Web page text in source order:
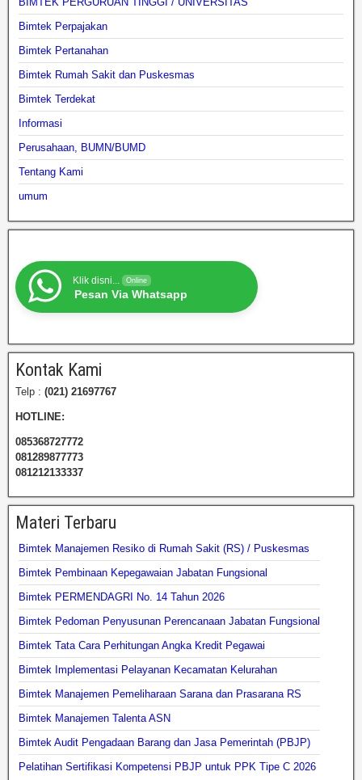
Bimtek Perpajakan
Bimtek Pertanahan
Bimtek Rumah Sakit dan Puskesmas
Bimtek Terdekat
Informasi
Perusahaan, BUMN/BUMD
Tentang Kami
umum
Klik disni... Online
Pesan Via Whatsapp
Kontak Kami
Telp : (021) 21697767
HOTLINE:
085368727772
081289877773
081212133337
Materi Terbaru
Bimtek Manajemen Resiko di Rumah Sakit (RS) / Puskesmas
Bimtek Pembinaan Kepegawaian Jabatan Fungsional
Bimtek PERMENDAGRI No. 14 Tahun 2026
Bimtek Pedoman Penyusunan Perencanaan Jabatan Fungsional
Bimtek Tata Cara Perhitungan Angka Kredit Pegawai
Bimtek Implementasi Pelayanan Kecamatan Kelurahan
Bimtek Manajemen Pemeliharaan Sarana dan Prasarana RS
Bimtek Manajemen Talenta ASN
Bimtek Audit Pengadaan Barang dan Jasa Pemerintah (PBJP)
Pelatihan Sertifikasi Kompetensi PBJP untuk PPK Tipe C 2026